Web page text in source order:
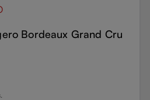
Bordeaux Grand Cru